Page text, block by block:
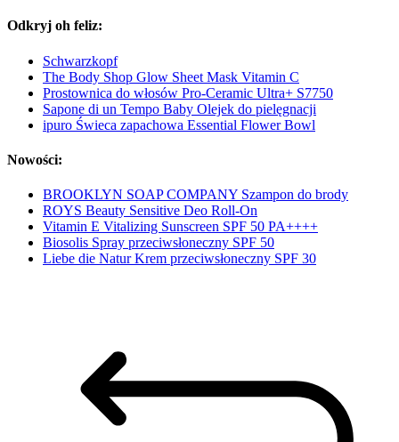
Odkryj oh feliz:
Schwarzkopf
The Body Shop Glow Sheet Mask Vitamin C
Prostownica do włosów Pro-Ceramic Ultra+ S7750
Sapone di un Tempo Baby Olejek do pielęgnacji
ipuro Świeca zapachowa Essential Flower Bowl
Nowości:
BROOKLYN SOAP COMPANY Szampon do brody
ROYS Beauty Sensitive Deo Roll-On
Vitamin E Vitalizing Sunscreen SPF 50 PA++++
Biosolis Spray przeciwsłoneczny SPF 50
Liebe die Natur Krem przeciwsłoneczny SPF 30